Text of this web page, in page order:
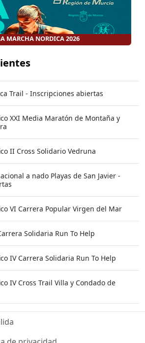
MARCHA NORDICA 2026
Trail - Inscripciones abiertas
XXI Media Maratón de Montaña y
II Cross Solidario Vedruna
a nado Playas de San Javier -
VI Carrera Popular Virgen del Mar
Solidaria Run To Help
IV Carrera Solidaria Run To Help
IV Cross Trail Villa y Condado de